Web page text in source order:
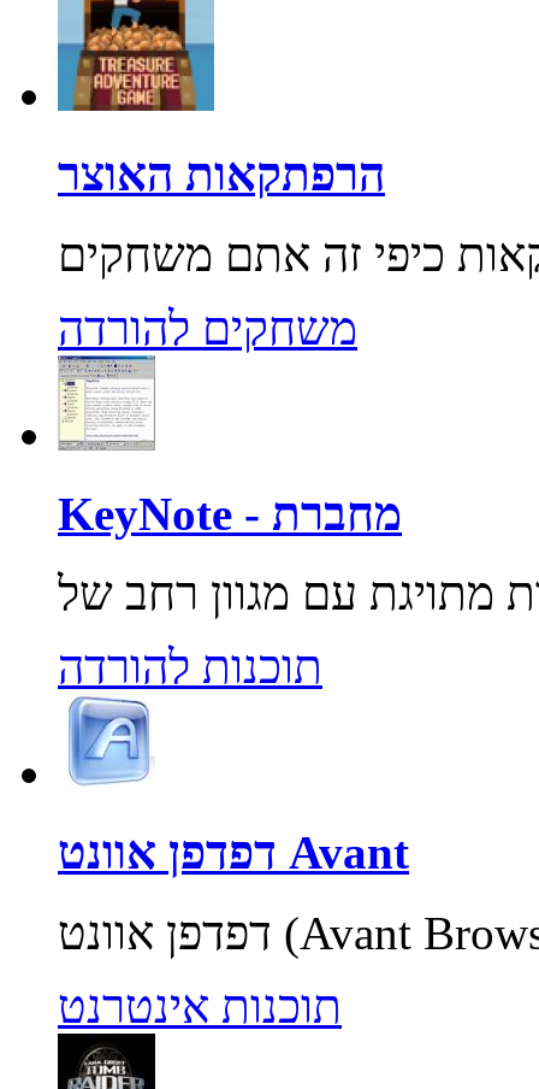
הרפתקאות האוצר
משחקים להורדה
KeyNote - מחברת
תוכנות להורדה
דפדפן אוונט Avant
תוכנות אינטרנט